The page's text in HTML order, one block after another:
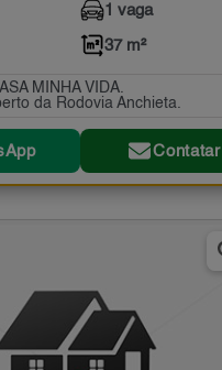
1 vaga
37 m²
MINHA VIDA.
da Rodovia Anchieta.
Contatar